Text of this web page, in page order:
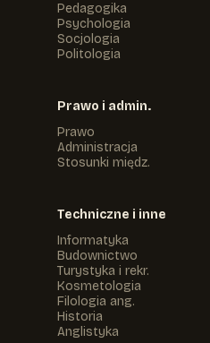
Pedagogika
Psychologia
Socjologia
Politologia
Prawo i admin.
Prawo
Administracja
Stosunki międz.
Techniczne i inne
Informatyka
Budownictwo
Turystyka i rekr.
Kosmetologia
Filologia ang.
Historia
Anglistyka